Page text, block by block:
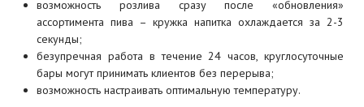
возможность розлива сразу после «обновления»
ассортимента пива – кружка напитка охлаждается за 2-3
секунды;
безупречная работа в течение 24 часов, круглосуточные
бары могут принимать клиентов без перерыва;
возможность настраивать оптимальную температуру.